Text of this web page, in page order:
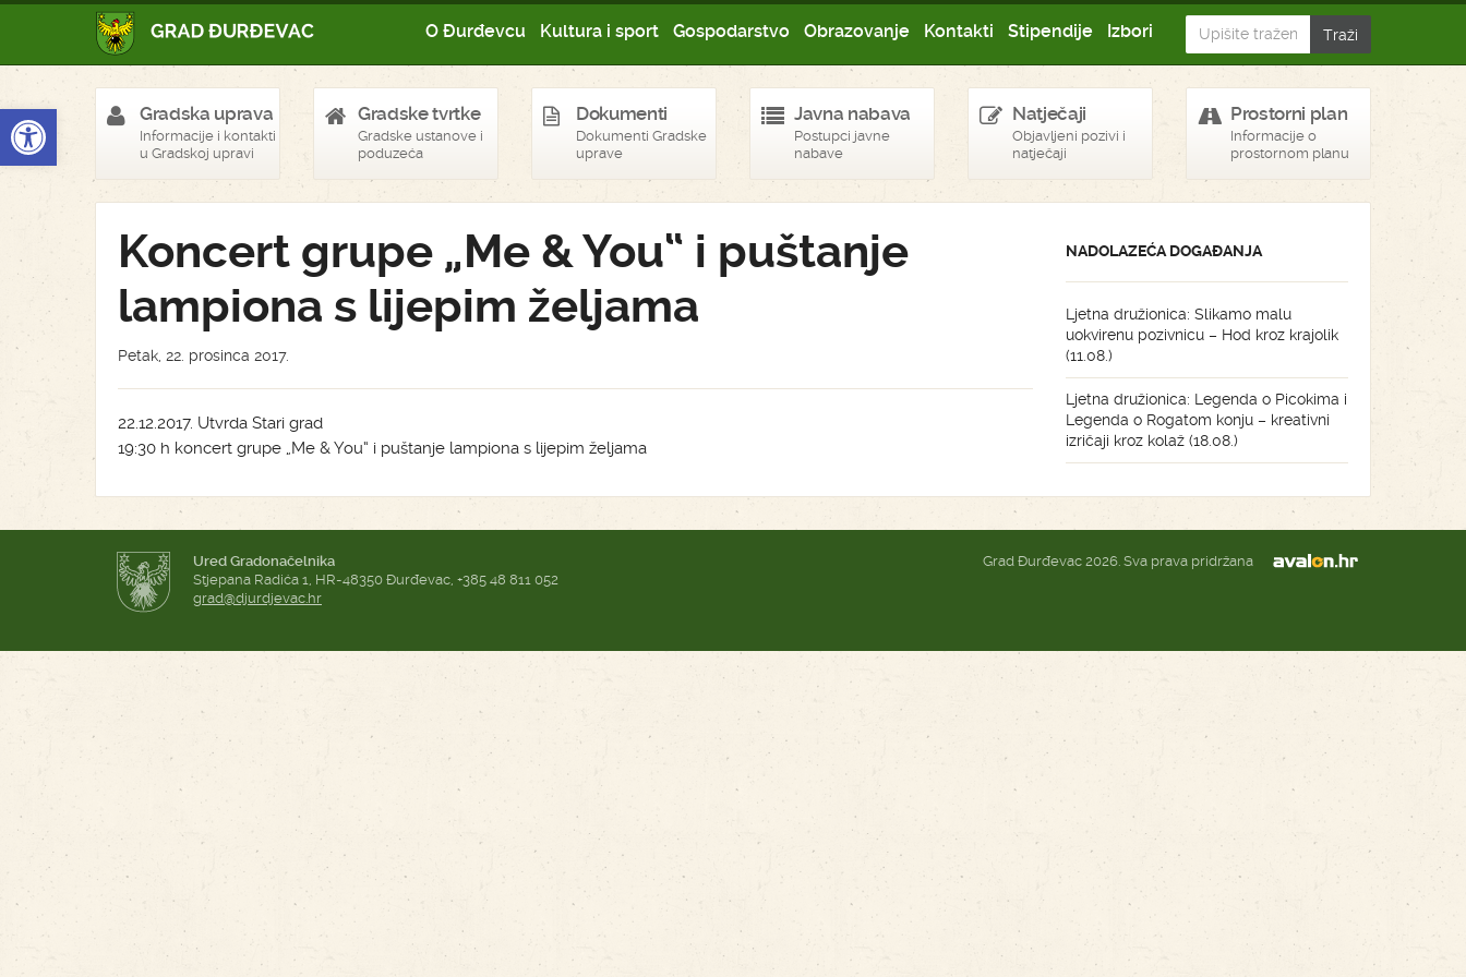
Open toolbar
O Đurđevcu Kultura i sport Gospodarstvo Obrazovanje Kontakti Stipendije Izbori
Gradska uprava
Informacije i kontakti
u Gradskoj upravi
Gradske tvrtke
Gradske ustanove i
poduzeća
Dokumenti
Dokumenti Gradske
uprave
Javna nabava
Postupci javne
nabave
Natječaji
Objavljeni pozivi i
natječaji
Prostorni plan
Informacije o
prostornom planu
Koncert grupe „Me & You“ i puštanje
lampiona s lijepim željama
Petak, 22. prosinca 2017.
22.12.2017. Utvrda Stari grad
19:30 h koncert grupe „Me & You“ i puštanje lampiona s lijepim željama
NADOLAZEĆA DOGAĐANJA
Ljetna družionica: Slikamo malu
uokvirenu pozivnicu – Hod kroz krajolik
(11.08.)
Ljetna družionica: Legenda o Picokima i
Legenda o Rogatom konju – kreativni
izričaji kroz kolaž (18.08.)
Ured Gradonačelnika
Stjepana Radića 1, HR-48350 Đurđevac, +385 48 811 052
grad@djurdjevac.hr
Grad Đurđevac 2026. Sva prava pridržana